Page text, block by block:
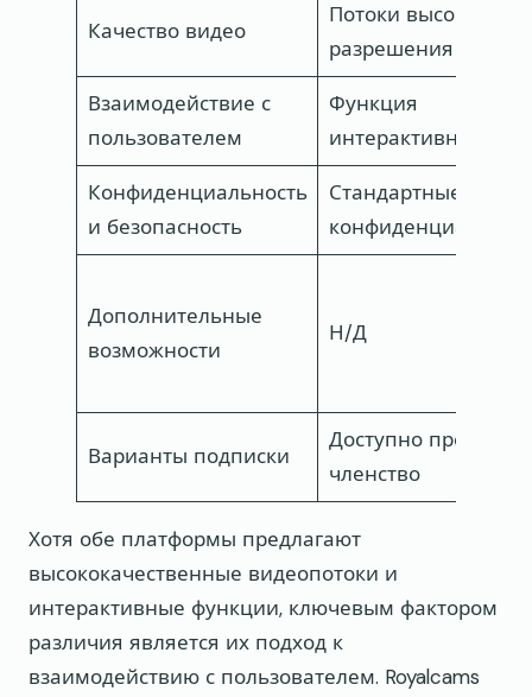
Качество видео
Потоки высокого
разрешения
Взаимодействие с
пользователем
Функция
интерактивного
Конфиденциальность
и безопасность
Стандартные меры
Дополнительные
возможности
Н/Д
Варианты подписки
Доступно премиум-
членство
Хотя обе платформы предлагают
высококачественные видеопотоки и
интерактивные функции, ключевым фактором
различия является их подход к
взаимодействию с пользователем. Royalcams